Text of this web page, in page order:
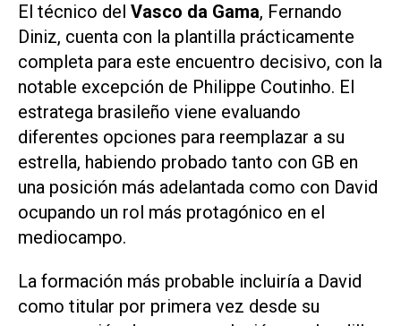
El técnico del Vasco da Gama, Fernando
Diniz, cuenta con la plantilla prácticamente
completa para este encuentro decisivo, con la
notable excepción de Philippe Coutinho. El
estratega brasileño viene evaluando
diferentes opciones para reemplazar a su
estrella, habiendo probado tanto con GB en
una posición más adelantada como con David
ocupando un rol más protagónico en el
mediocampo.
La formación más probable incluiría a David
como titular por primera vez desde su